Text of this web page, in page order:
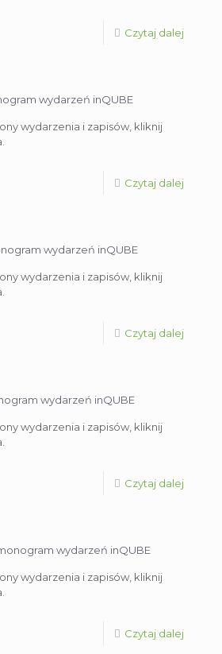
Czytaj dalej
wydarzeń inQUBE
wydarzenia i zapisów, kliknij
Czytaj dalej
wydarzeń inQUBE
wydarzenia i zapisów, kliknij
Czytaj dalej
wydarzeń inQUBE
wydarzenia i zapisów, kliknij
Czytaj dalej
wydarzeń inQUBE
wydarzenia i zapisów, kliknij
Czytaj dalej